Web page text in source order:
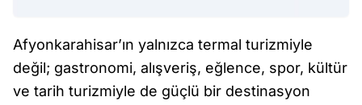
Afyonkarahisar’ın yalnızca termal turizmiyle
değil; gastronomi, alışveriş, eğlence, spor, kültür
ve tarih turizmiyle de güçlü bir destinasyon